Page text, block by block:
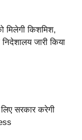
मिलेगी किशमिश,
निदेशालय जारी किया
सरकार करेगी